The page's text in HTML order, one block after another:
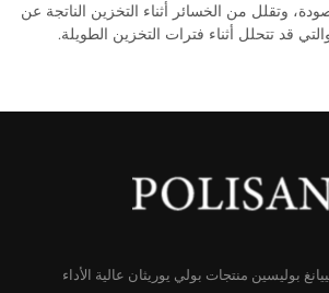
وتقلل من الخسائر أثناء التخزين الناتجة عن
قد تتحلل أثناء فترات التخزين الطويلة.
بوليسين منتجات بولي يوريثان عالية الأداء